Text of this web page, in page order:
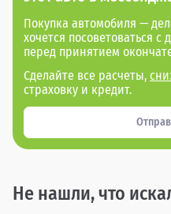
Покупка автомобиля —
хочется посоветоваться
перед принятием
Сделайте все расчеты,
страховку и кредит.
Не нашли, что